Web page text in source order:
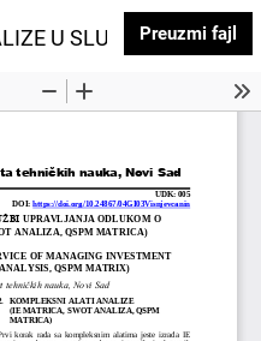
U SLUŽBIPreuzmi fajl